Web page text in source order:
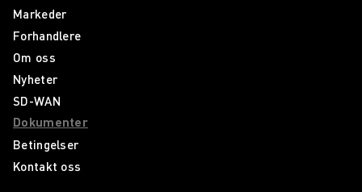
Markeder
Forhandlere
Om oss
Nyheter
SD-WAN
Dokumenter
Betingelser
Kontakt oss